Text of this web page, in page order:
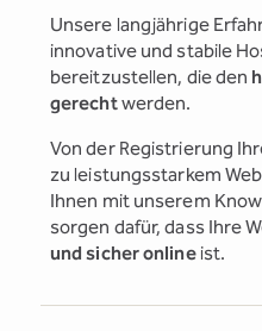
Unsere langjährige
innovative und stabile
bereitzustellen, die den
gerechtwerden.
Von der Registrierung
zu leistungsstarkem
Ihnen mit unserem
sorgen dafür, dass Ihre
und sicher online ist.